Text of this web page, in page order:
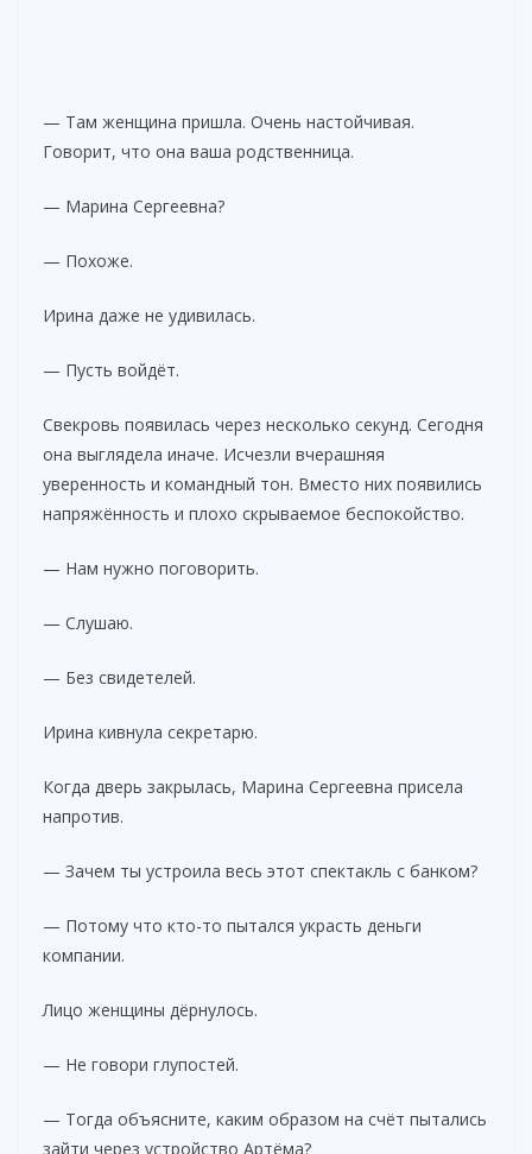
— Там женщина пришла. Очень настойчивая.
Говорит, что она ваша родственница.
— Марина Сергеевна?
— Похоже.
Ирина даже не удивилась.
— Пусть войдёт.
Свекровь появилась через несколько секунд. Сегодня
она выглядела иначе. Исчезли вчерашняя
уверенность и командный тон. Вместо них появились
напряжённость и плохо скрываемое беспокойство.
— Нам нужно поговорить.
— Слушаю.
— Без свидетелей.
Ирина кивнула секретарю.
Когда дверь закрылась, Марина Сергеевна присела
напротив.
— Зачем ты устроила весь этот спектакль с банком?
— Потому что кто-то пытался украсть деньги
компании.
Лицо женщины дёрнулось.
— Не говори глупостей.
— Тогда объясните, каким образом на счёт пытались
зайти через устройство Артёма?